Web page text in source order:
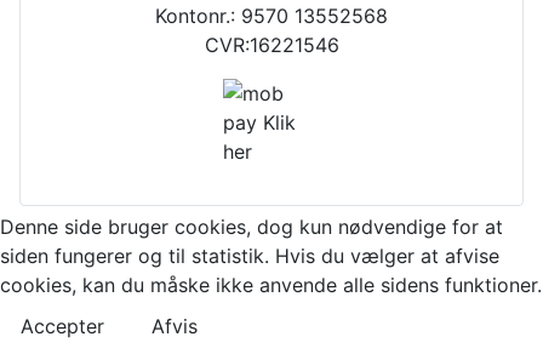
Kontonr.: 9570 13552568
CVR:16221546
Denne side bruger cookies, dog kun nødvendige for at
siden fungerer og til statistik. Hvis du vælger at afvise
cookies, kan du måske ikke anvende alle sidens funktioner.
Accepter
Afvis